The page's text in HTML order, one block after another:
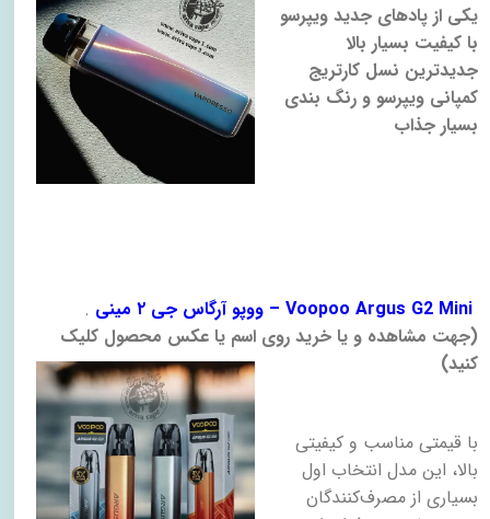
یکی از پادهای جدید ویپرسو
با کیفیت بسیار بالا
جدیدترین نسل کارتریج
کمپانی ویپرسو و رنگ بندی
بسیار جذاب
. ووپو آرگاس جی ۲ مینی – Voopoo Argus G2 Mini
)جهت مشاهده و یا خرید روی اسم یا عکس محصول کلیک
کنید(
با قیمتی مناسب و کیفیتی
بالا، این مدل انتخاب اول
بسیاری از مصرف‌کنندگان